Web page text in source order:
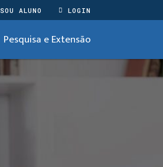
SOU ALUNO LOGIN
Pesquisa e Extensão